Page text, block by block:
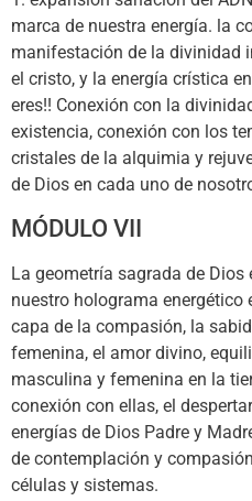
marca de nuestra energía. la
manifestación de la divinidad
el cristo, y la energía crística
eres!! Conexión con la
existencia, conexión con los
cristales de la alquimia y
de Dios en cada uno de
MÓDULO VII
La geometría sagrada de Dios
nuestro holograma energético
capa de la compasión, la
femenina, el amor divino,
masculina y femenina en la
conexión con ellas, el
energías de Dios Padre y
de contemplación y
células y sistemas.